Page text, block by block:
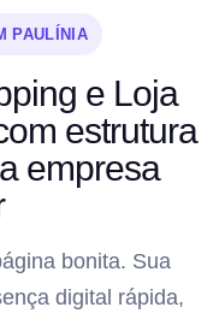
PAULÍNIA
e Loja
estrutura
empresa
bonita. Sua
digital rápida,